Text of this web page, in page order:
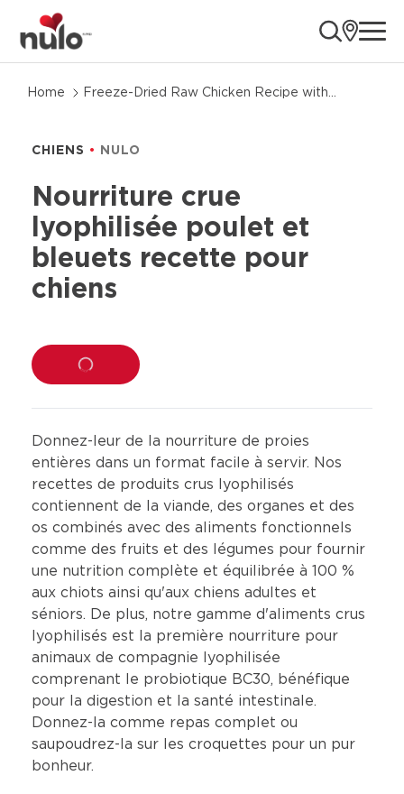
Home
Freeze-Dried Raw Chicken Recipe with
aux
sur
produit
CHIENS NULO
Nourriture crue
lyophilisée poulet et
bleuets recette pour
chiens
LOADING...
Donnez-leur de la nourriture de proies
entières dans un format facile à servir. Nos
recettes de produits crus lyophilisés
contiennent de la viande, des organes et des
os combinés avec des aliments fonctionnels
comme des fruits et des légumes pour fournir
une nutrition complète et équilibrée à 100 %
aux chiots ainsi qu'aux chiens adultes et
séniors. De plus, notre gamme d'aliments crus
lyophilisés est la première nourriture pour
animaux de compagnie lyophilisée
comprenant le probiotique BC30, bénéfique
pour la digestion et la santé intestinale.
Donnez-la comme repas complet ou
saupoudrez-la sur les croquettes pour un pur
bonheur.